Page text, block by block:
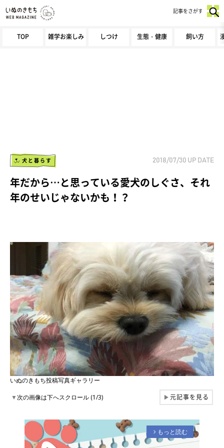
TOP 雑学お楽しみ しつけ 生態・健康 飼い方
記事をさがす
犬と暮らす 2018/07/30 UP DATE
年だから…と思っている愛犬のしぐさ、それ
年のせいじゃないかも！？
いぬのきもち投稿写真ギャラリー
▼次の画像は下へスクロール (1/3) ▶元記事を見る
arrow_forward_ios もっと読む